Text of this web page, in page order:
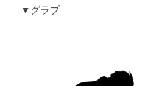
▼グラブ